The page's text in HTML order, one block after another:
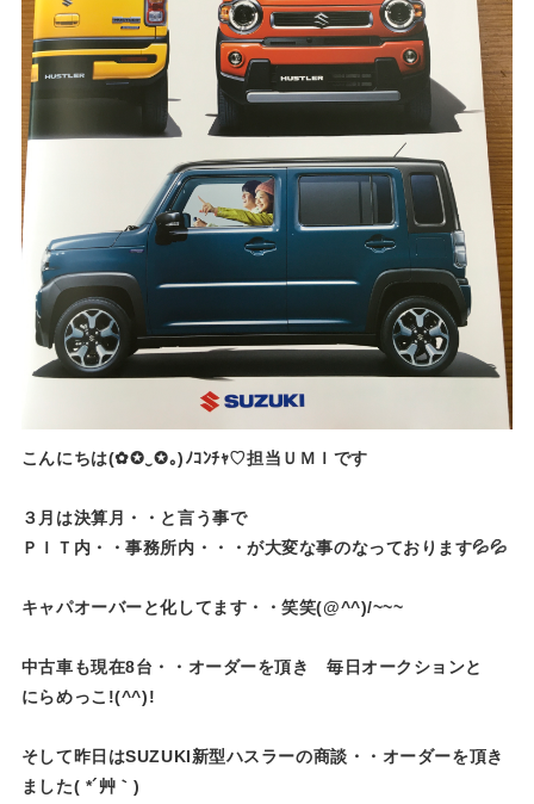
こんにちは(✿✪‿✪｡)ﾉｺﾝﾁｬ♡担当ＵＭＩです
３月は決算月・・と言う事で
ＰＩＴ内・・事務所内・・・が大変な事のなっております💦💦
キャパオーバーと化してます・・笑笑(@^^)/~~~
中古車も現在8台・・オーダーを頂き 毎日オークションと
にらめっこ!(^^)!
そして昨日はSUZUKI新型ハスラーの商談・・オーダーを頂き
ました( *´艸｀)